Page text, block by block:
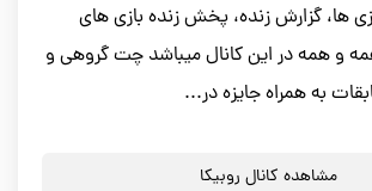
ها، گزارش زنده، پخش زنده بازی های
و همه در این کانال میباشد چت گروهی و
به همراه جایزه در...
مشاهده کانال روبیکا